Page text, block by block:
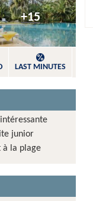
+15
LAST MINUTES
junior
à la plage